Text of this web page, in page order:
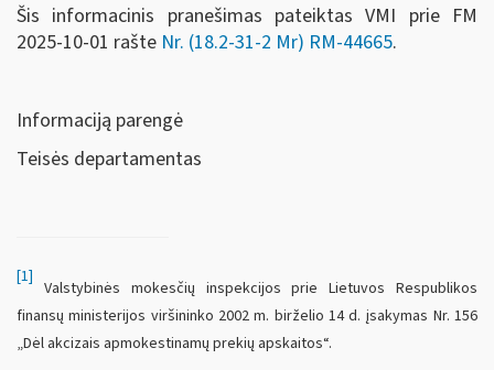
Šis informacinis pranešimas pateiktas VMI prie FM
2025-10-01 rašte Nr. (18.2-31-2 Mr) RM-44665.
Informaciją parengė
Teisės departamentas
[1]
Valstybinės mokesčių inspekcijos prie Lietuvos Respublikos
finansų ministerijos viršininko 2002 m. birželio 14 d. įsakymas Nr. 156
„Dėl akcizais apmokestinamų prekių apskaitos“.